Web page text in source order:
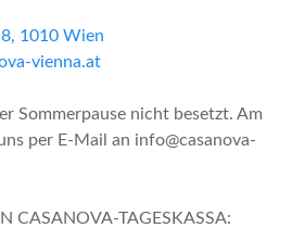
1010 Wien
vienna.at
Sommerpause nicht besetzt. Am
per E-Mail an info@casanova-
CASANOVA-TAGESKASSA: